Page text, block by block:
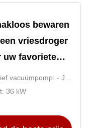
bewaren
vriesdroger
uw favoriete
vacuümpomp: - Ja,
Kracht: 36 kW